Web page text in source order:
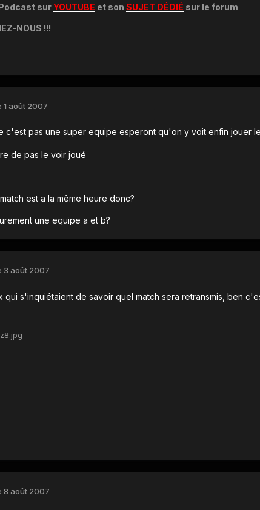
surYOUTUBE et son SUJET DÉDIÉ sur le forum
NOUS !!!
1 août 2007
c'est pas une super equipe esperont qu'on y voit enfin jouer
de pas le voir joué
est a la même heure donc?
une equipe a et b?
3 août 2007
qui s'inquiétaient de savoir quel match sera retransmis, ben
8 août 2007